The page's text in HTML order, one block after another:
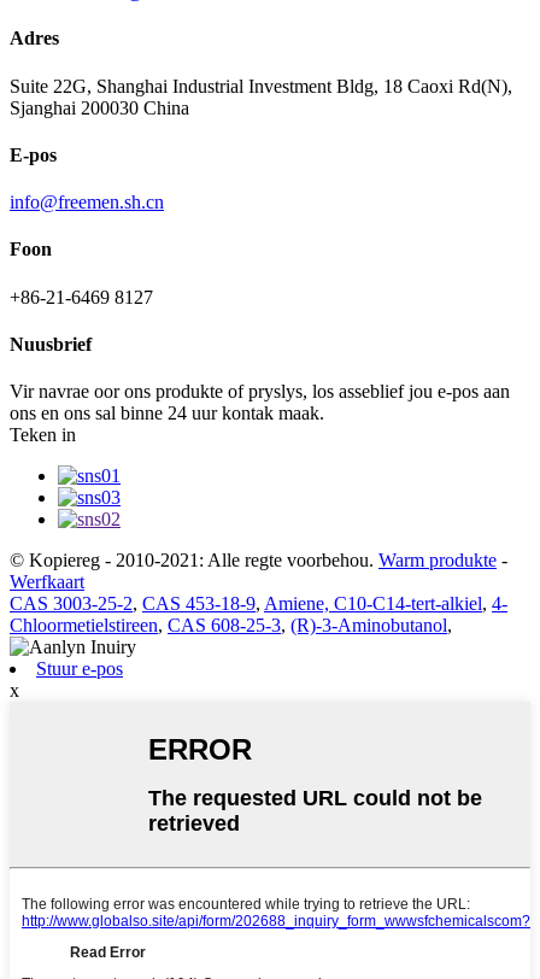
Adres
Suite 22G, Shanghai Industrial Investment Bldg, 18 Caoxi Rd(N),
Sjanghai 200030 China
E-pos
info@freemen.sh.cn
Foon
+86-21-6469 8127
Nuusbrief
Vir navrae oor ons produkte of pryslys, los asseblief jou e-pos aan
ons en ons sal binne 24 uur kontak maak.
Teken in
© Kopiereg - 2010-2021: Alle regte voorbehou. Warm produkte -
Werfkaart
CAS 3003-25-2, CAS 453-18-9, Amiene, C10-C14-tert-alkiel, 4-
Chloormetielstireen, CAS 608-25-3, (R)-3-Aminobutanol,
Stuur e-pos
x